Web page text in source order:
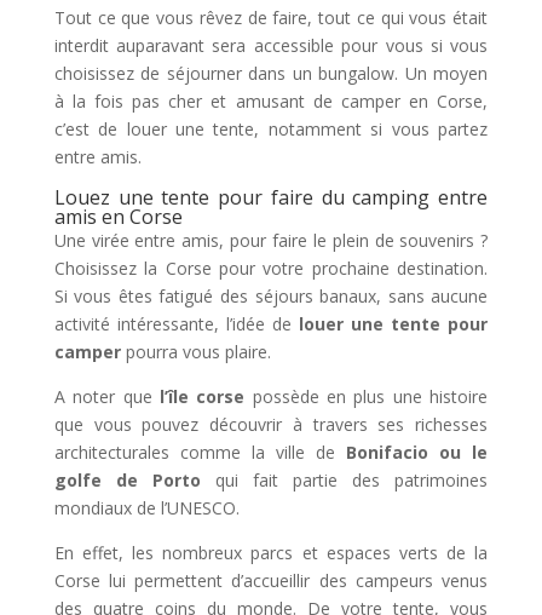
Tout ce que vous rêvez de faire, tout ce qui vous était
interdit auparavant sera accessible pour vous si vous
choisissez de séjourner dans un bungalow. Un moyen
à la fois pas cher et amusant de camper en Corse,
c’est de louer une tente, notamment si vous partez
entre amis.
Louez une tente pour faire du camping entre
amis en Corse
Une virée entre amis, pour faire le plein de souvenirs ?
Choisissez la Corse pour votre prochaine destination.
Si vous êtes fatigué des séjours banaux, sans aucune
activité intéressante, l’idée de louer une tente pour
camperpourra vous plaire.
A noter que l’île corse possède en plus une histoire
que vous pouvez découvrir à travers ses richesses
architecturales comme la ville de Bonifacio ou le
golfe de Porto qui fait partie des patrimoines
mondiaux de l’UNESCO.
En effet, les nombreux parcs et espaces verts de la
Corse lui permettent d’accueillir des campeurs venus
des quatre coins du monde. De votre tente, vous